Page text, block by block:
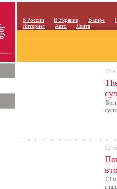
В России В Украине В мире
Интернет
Авто Лента
12
13
с
12